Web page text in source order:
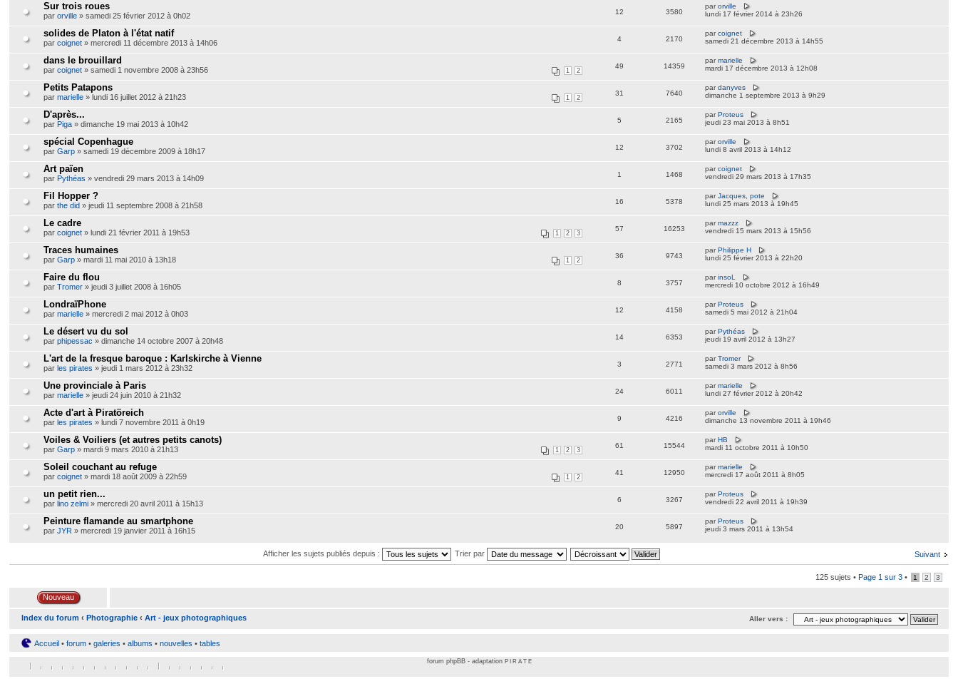
Sur trois roues
par orville » samedi 25 février 2012 à 0h02 12 3580
parorville
lundi 17 février 2014 à 23h26
solides de Platon à l'état natif
par coignet » mercredi 11 décembre 2013 à 14h06 4 2170
parcoignet
samedi 21 décembre 2013 à 14h55
dans le brouillard
1 2
par coignet » samedi 1 novembre 2008 à 23h56 49 14359
parmarielle
mardi 17 décembre 2013 à 12h08
Petits Patapons
1 2
par marielle » lundi 16 juillet 2012 à 21h23 31 7640
pardanyves
dimanche 1 septembre 2013 à 9h29
D'après...
par Piga » dimanche 19 mai 2013 à 10h42 5 2165
parProteus
jeudi 23 mai 2013 à 8h51
spécial Copenhague
par Garp » samedi 19 décembre 2009 à 18h17 12 3702
parorville
lundi 8 avril 2013 à 14h12
Art païen
par Pythéas » vendredi 29 mars 2013 à 14h09 1 1468
parcoignet
vendredi 29 mars 2013 à 17h35
Fil Hopper ?
par the did » jeudi 11 septembre 2008 à 21h58 16 5378
parJacques, pote
lundi 25 mars 2013 à 19h45
Le cadre
1 2 3
par coignet » lundi 21 février 2011 à 19h53 57 16253
parmazzz
vendredi 15 mars 2013 à 15h56
Traces humaines
1 2
par Garp » mardi 11 mai 2010 à 13h18 36 9743
parPhilippe H
lundi 25 février 2013 à 22h20
Faire du flou
par Tromer » jeudi 3 juillet 2008 à 16h05 8 3757
parinsoL
mercredi 10 octobre 2012 à 16h49
LondraïPhone
par marielle » mercredi 2 mai 2012 à 0h03 12 4158
parProteus
samedi 5 mai 2012 à 21h04
Le désert vu du sol
par phipessac » dimanche 14 octobre 2007 à 20h48 14 6353
parPythéas
jeudi 19 avril 2012 à 13h27
L'art de la fresque baroque : Karlskirche à Vienne
par les pirates » jeudi 1 mars 2012 à 23h32 3 2771
parTromer
samedi 3 mars 2012 à 8h56
Une provinciale à Paris
par marielle » jeudi 24 juin 2010 à 21h32 24 6011
parmarielle
lundi 27 février 2012 à 20h42
Acte d'art à Piratöreich
par les pirates » lundi 7 novembre 2011 à 0h19 9 4216
parorville
dimanche 13 novembre 2011 à 19h46
Voiles & Voiliers (et autres petits canots)
1 2 3
par Garp » mardi 9 mars 2010 à 21h13 61 15544
parHB
mardi 11 octobre 2011 à 10h50
Soleil couchant au refuge
1 2
par coignet » mardi 18 août 2009 à 22h59 41 12950
parmarielle
mercredi 17 août 2011 à 8h05
un petit rien...
par lino zelmi » mercredi 20 avril 2011 à 15h13 6 3267
parProteus
vendredi 22 avril 2011 à 19h39
Peinture flamande au smartphone
par JYR » mercredi 19 janvier 2011 à 16h15 20 5897
parProteus
jeudi 3 mars 2011 à 13h54
Suivant
Afficher les sujets publiés depuis : Trier par
125 sujets • Page 1 sur 3 • 1 2 3
Index du forum ‹ Photographie ‹ Art - jeux photographiques Aller vers :
Accueil • forum • galeries • albums • nouvelles • tables
forum phpBB- adaptation P I R A T E